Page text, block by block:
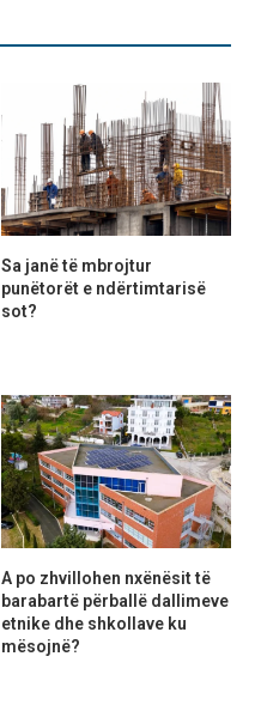
Sa janë të mbrojtur
punëtorët e ndërtimtarisë
sot?
A po zhvillohen nxënësit të
barabartë përballë dallimeve
etnike dhe shkollave ku
mësojnë?